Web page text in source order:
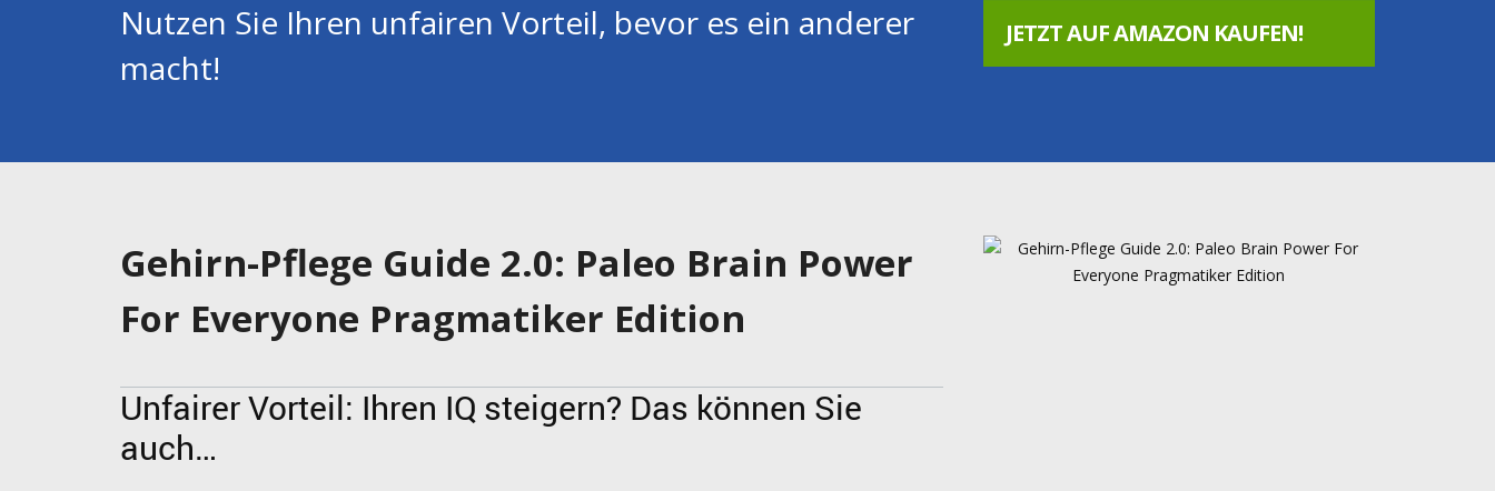
Nutzen Sie Ihren unfairen Vorteil, bevor es ein anderer
macht!
JETZT AUF AMAZON KAUFEN!
Gehirn-Pflege Guide 2.0: Paleo Brain Power
For Everyone Pragmatiker Edition
Unfairer Vorteil: Ihren IQ steigern? Das können Sie
auch…